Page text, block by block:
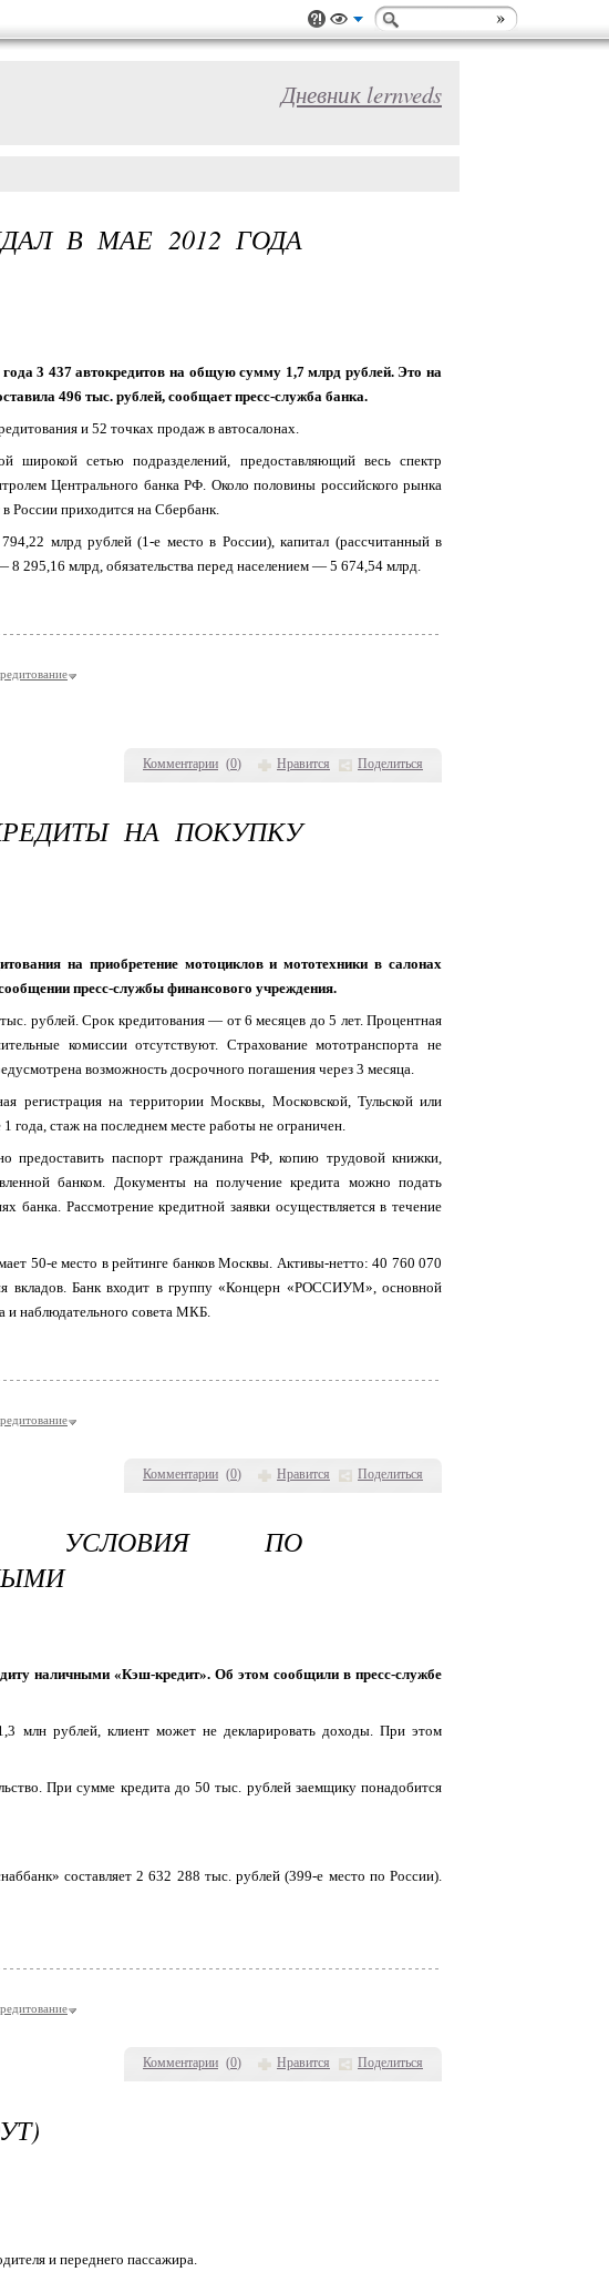
Дневник lernveds
Комментарии (0) Нравится Поделиться
В МАЕ 2012 ГОДА
3 437 автокредитов на общую сумму 1,7 млрд рублей. Это на
496 тыс. рублей, сообщает пресс-служба банка.
и 52 точках продаж в автосалонах.
сетью подразделений, предоставляющий весь спектр
Центрального банка РФ. Около половины российского рынка
России приходится на Сбербанк.
млрд рублей (1-е место в России), капитал (рассчитанный в
295,16 млрд, обязательства перед населением — 5 674,54 млрд.
Комментарии (0) Нравится Поделиться
НА ПОКУПКУ
на приобретение мотоциклов и мототехники в салонах
пресс-службы финансового учреждения.
рублей. Срок кредитования — от 6 месяцев до 5 лет. Процентная
комиссии отсутствуют. Страхование мототранспорта не
возможность досрочного погашения через 3 месяца.
регистрация на территории Москвы, Московской, Тульской или
года, стаж на последнем месте работы не ограничен.
предоставить паспорт гражданина РФ, копию трудовой книжки,
банком. Документы на получение кредита можно подать
Рассмотрение кредитной заявки осуществляется в течение
50-е место в рейтинге банков Москвы. Активы-нетто: 40 760 070
вкладов. Банк входит в группу «Концерн «РОССИУМ», основной
и наблюдательного совета МКБ.
Комментарии (0) Нравится Поделиться
УСЛОВИЯ ПО
наличными «Кэш-кредит». Об этом сообщили в пресс-службе
млн рублей, клиент может не декларировать доходы. При этом
При сумме кредита до 50 тыс. рублей заемщику понадобится
составляет 2 632 288 тыс. рублей (399-е место по России).
и переднего пассажира.